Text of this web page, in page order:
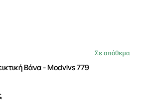
Σε απόθεμα
Βάνα - Modvlvs 779